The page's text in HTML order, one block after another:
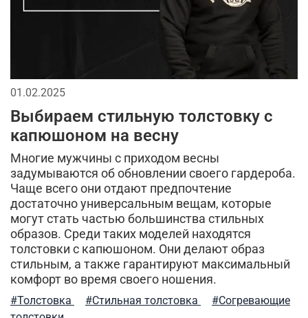
стиль милитари в повседневной жизни
джинсовая одежда
кофта флисовая
флисовые штаны размеры мужской одежды
такическая одежда фирменная одежда
мужской гардероб хлопковые футболки
рубашка-поло практичные советы
термофутболка мужская флисовая одежда
классика ma.strum
01.02.2025
Выбираем стильную толстовку с
капюшоном на весну
Многие мужчины с приходом весны
задумываются об обновлении своего гардероба.
Чаще всего они отдают предпочтение
достаточно универсальным вещам, которые
могут стать частью большинства стильных
образов. Среди таких моделей находятся
толстовки с капюшоном. Они делают образ
стильным, а также гарантируют максимальный
комфорт во время своего ношения.
#Толстовка #Стильная толстовка
#Согревающие